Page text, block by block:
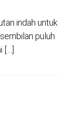
indah untuk
puluh
[…]